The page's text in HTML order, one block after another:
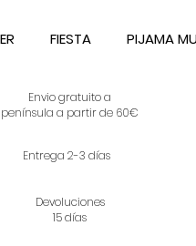
FIESTA PIJAMA
Envio gratuito a
península a partir de 60€
Entrega 2-3 días
Devoluciones
15 días